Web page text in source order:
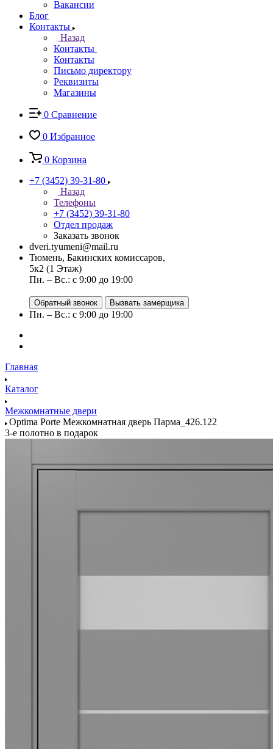
Вакансии
Блог
Контакты
Назад
Контакты
Контакты
Письмо директору
Реквизиты
Магазины
0 Сравнение
0 Избранное
0 Корзина
+7 (3452) 39-31-80
Назад
Телефоны
+7 (3452) 39-31-80
Отдел продаж
Заказать звонок
dveri.tyumeni@mail.ru
Тюмень, Бакинских комиссаров,
5к2 (1 Этаж)
Пн. – Вс.: с 9:00 до 19:00
Обратный звонок Вызвать замерщика
Пн. – Вс.: с 9:00 до 19:00
Главная
Каталог
Межкомнатные двери
Optima Porte Межкомнатная дверь Парма_426.122
3-е полотно в подарок